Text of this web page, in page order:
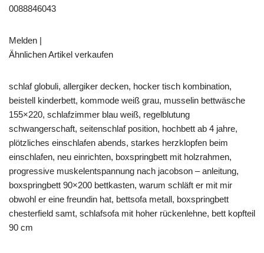
0088846043
Melden |
Ähnlichen Artikel verkaufen
schlaf globuli, allergiker decken, hocker tisch kombination,
beistell kinderbett, kommode weiß grau, musselin bettwäsche
155×220, schlafzimmer blau weiß, regelblutung
schwangerschaft, seitenschlaf position, hochbett ab 4 jahre,
plötzliches einschlafen abends, starkes herzklopfen beim
einschlafen, neu einrichten, boxspringbett mit holzrahmen,
progressive muskelentspannung nach jacobson – anleitung,
boxspringbett 90×200 bettkasten, warum schläft er mit mir
obwohl er eine freundin hat, bettsofa metall, boxspringbett
chesterfield samt, schlafsofa mit hoher rückenlehne, bett kopfteil
90 cm